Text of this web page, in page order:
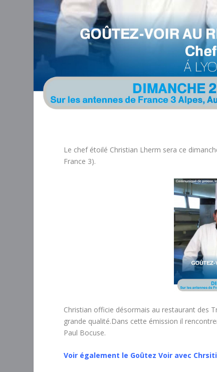
Le chef étoilé Christian Lherm sera ce
France 3).
Christian officie désormais au restaurant des
grande qualité.Dans cette émission il
Paul Bocuse.
Voir également le Goûtez Voir avec